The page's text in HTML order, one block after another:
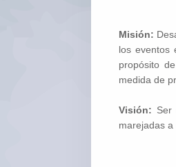
Misión:
los eventos
propósito
medida de
Visión: Ser
marejadas a